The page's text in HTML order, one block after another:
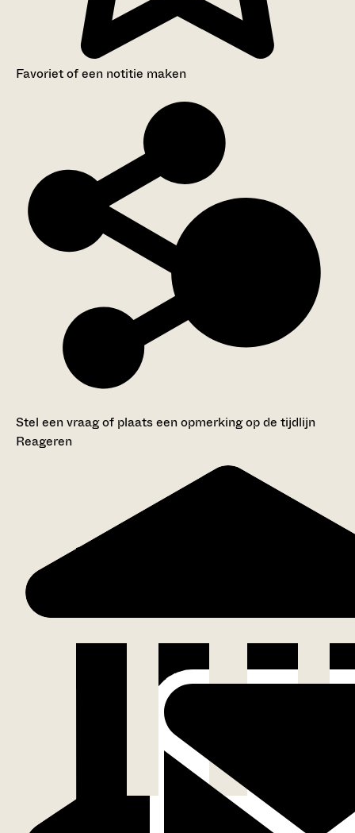
Favoriet of een notitie maken
Stel een vraag of plaats een opmerking op de tijdlijn
Reageren